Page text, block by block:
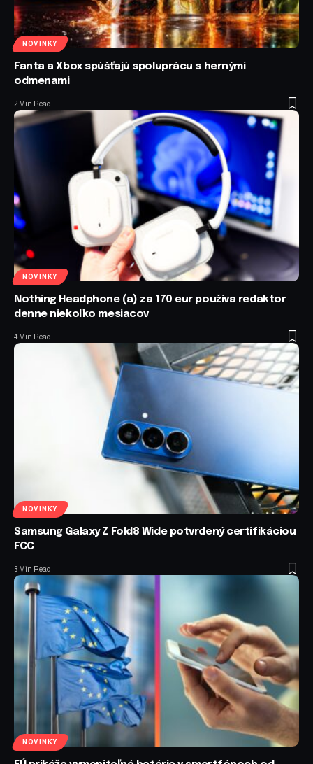
NOVINKY
Fanta a Xbox spúšťajú spoluprácu s hernými
odmenami
2 Min Read
NOVINKY
Nothing Headphone (a) za 170 eur používa redaktor
denne niekoľko mesiacov
4 Min Read
NOVINKY
Samsung Galaxy Z Fold8 Wide potvrdený certifikáciou
FCC
3 Min Read
NOVINKY